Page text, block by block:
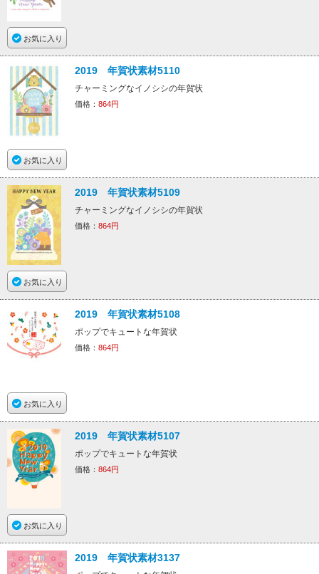
お気に入り
お気に入り
2019 年賀状素材5110
チャーミングなイノシシの年賀状
価格： 864円
お気に入り
2019 年賀状素材5109
チャーミングなイノシシの年賀状
価格： 864円
お気に入り
2019 年賀状素材5108
ポップでキュートな年賀状
価格： 864円
お気に入り
2019 年賀状素材5107
ポップでキュートな年賀状
価格： 864円
2019 年賀状素材3137